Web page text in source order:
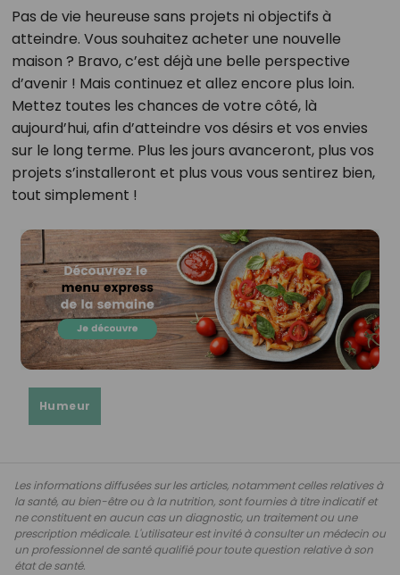
Pas de vie heureuse sans projets ni objectifs à
atteindre. Vous souhaitez acheter une nouvelle
maison ? Bravo, c’est déjà une belle perspective
d’avenir ! Mais continuez et allez encore plus loin.
Mettez toutes les chances de votre côté, là
aujourd’hui, afin d’atteindre vos désirs et vos envies
sur le long terme. Plus les jours avanceront, plus vos
projets s’installeront et plus vous vous sentirez bien,
tout simplement !
Humeur
Les informations diffusées sur les articles, notamment celles relatives à
la santé, au bien-être ou à la nutrition, sont fournies à titre indicatif et
ne constituent en aucun cas un diagnostic, un traitement ou une
prescription médicale. L'utilisateur est invité à consulter un médecin ou
un professionnel de santé qualifié pour toute question relative à son
état de santé.